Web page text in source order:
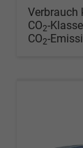
Verbrauch
CO2-
CO2-